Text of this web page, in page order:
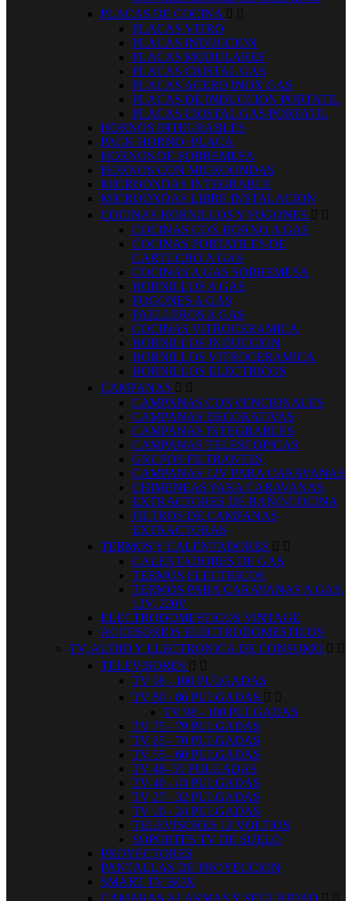
PLACAS DE COCINA  
PLACAS VITRO
PLACAS INDUCCION
PLACAS MODULARES
PLACAS CRISTAL GAS
PLACAS ACERO INOX GAS
PLACAS DE INDUCCION PORTATIL
PLACAS CRISTAL GAS PORTATIL
HORNOS INTEGRABLES
PACK HORNO+PLACA
HORNOS DE SOBREMESA
HORNOS CON MICROONDAS
MICROONDAS INTEGRABLE
MICROONDAS LIBRE INSTALACION
COCINAS HORNILLOS Y FOGONES  
COCINAS CON HORNO A GAS
COCINAS PORTATILES DE
CARTUCHO A GAS
COCINAS A GAS SOBREMESA
HORNILLOS A GAS
FOGONES A GAS
PAELLEROS A GAS
COCINAS VITROCERAMICA
HORNILLOS INDUCCION
HORNILLOS VITROCERAMICA
HORNILLOS ELECTRICOS
CAMPANAS  
CAMPANAS CONVENCIONALES
CAMPANAS DECORATIVAS
CAMPANAS INTEGRABLES
CAMPANAS TELESCOPICAS
GRUPOS FILTRANTES
CAMPANAS 12V PARA CARAVANAS
CHIMENEAS PARA CARAVANAS
EXTRACTORES DE BAÑO/COCINA
FILTROS DE CAMPANAS
EXTRACTORAS
TERMOS Y CALENTADORES  
CALENTADORES DE GAS
TERMOS ELECTRICOS
TERMOS PARA CARAVANAS A GAS,
12V, 220V
ELECTRODOMESTICOS VINTAGE
ACCESORIOS ELECTRODOMESTICOS
TV, AUDIO Y ELECTRONICA DE CONSUMO  
TELEVISORES  
TV 98 - 100 PULGADAS
TV 80 - 86 PULGADAS  
TV 98 - 100 PULGADAS
TV 75 - 79 PULGADAS
TV 65 - 70 PULGADAS
TV 55 - 60 PULGADAS
TV 48- 50 PULGADAS
TV 40 - 43 PULGADAS
TV 27 - 32 PULGADAS
TV 10 - 24 PULGADAS
TELEVISORES 12 VOLTIOS
SOPORTES TV DE SUELO
PROYECTORES
PANTALLAS DE PROYECCION
SMART TV BOX
CAMARAS ALARMAS Y SEGURIDAD  